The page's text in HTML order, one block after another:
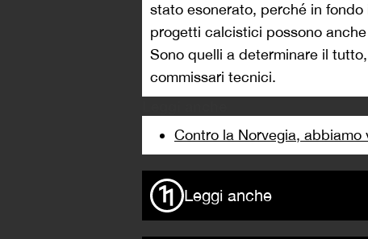
stato esonerato, perché in
progetti calcistici possono
Sono quelli a determinare il
commissari tecnici.
Contro la Norvegia,
Leggi anche